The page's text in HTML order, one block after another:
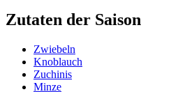
Zutaten der Saison
Zwiebeln
Knoblauch
Zuchinis
Minze